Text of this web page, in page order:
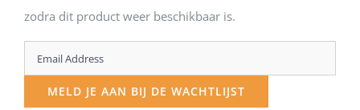
zodra dit product weer beschikbaar is.
Enter
your
email
MELD JE AAN BIJ DE WACHTLIJST